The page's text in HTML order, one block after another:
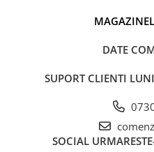
DATE
SUPORT CLIENTI
SOCIAL